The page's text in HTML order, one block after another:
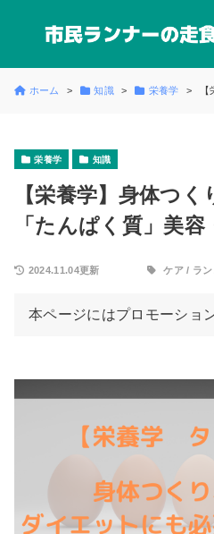
ホーム 知識 栄養学
栄養学 知識
【栄養学】身体つ
「たんぱく質」美容
2024.11.04更新 ケア / ラ
本ページにはプロモーショ